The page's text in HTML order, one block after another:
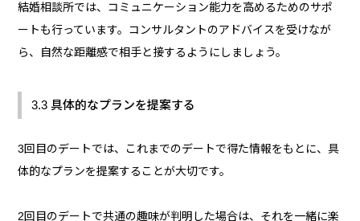
結婚相談所では、コミュニケーション能力を高めるためのサポ
ートも行っています。コンサルタントのアドバイスを受けなが
ら、自然な距離感で相手と接するようにしましょう。
3.3 具体的なプランを提案する
3回目のデートでは、これまでのデートで得た情報をもとに、具
体的なプランを提案することが大切です。
2回目のデートで共通の趣味が判明した場合は、それを一緒に楽